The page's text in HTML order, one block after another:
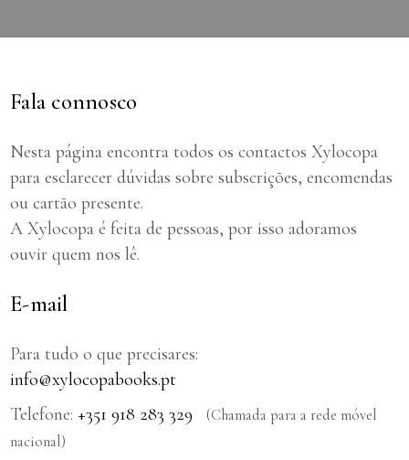
Fala connosco
Nesta página encontra todos os contactos Xylocopa
para esclarecer dúvidas sobre subscrições, encomendas
ou cartão presente.
A Xylocopa é feita de pessoas, por isso adoramos
ouvir quem nos lê.
E-mail
Para tudo o que precisares:
info@xylocopabooks.pt
Telefone:+351 918 283 329
(Chamada para a rede móvel
nacional)